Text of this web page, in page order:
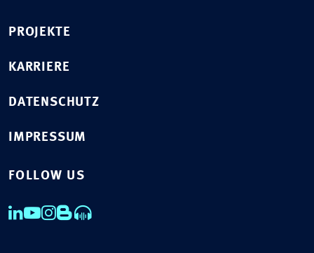
PROJEKTE
KARRIERE
DATENSCHUTZ
IMPRESSUM
FOLLOW US